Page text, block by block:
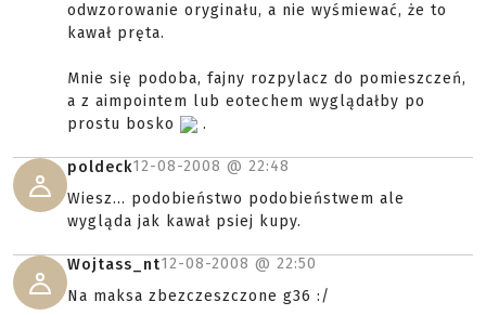
odwzorowanie oryginału, a nie wyśmiewać, że to
kawał pręta.
Mnie się podoba, fajny rozpylacz do pomieszczeń,
a z aimpointem lub eotechem wyglądałby po
prostu bosko
.
poldeck12-08-2008 @ 22:48
Wiesz... podobieństwo podobieństwem ale
wygląda jak kawał psiej kupy.
Wojtass_nt12-08-2008 @ 22:50
Na maksa zbezczeszczone g36 :/